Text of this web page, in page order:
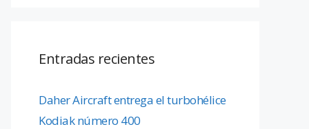
Entradas recientes
Daher Aircraft entrega el turbohélice
Kodiak número 400